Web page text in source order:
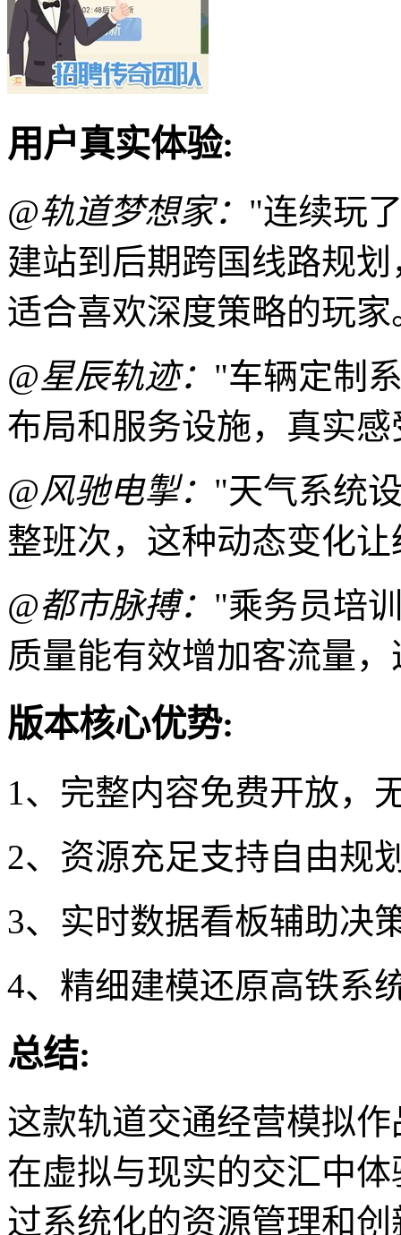
用户真实体验:
@轨道梦想家： "连续玩
建站到后期跨国线路规
适合喜欢深度策略的玩家
@星辰轨迹： "车辆定制
布局和服务设施，真实
@风驰电掣： "天气系统
整班次，这种动态变化
@都市脉搏： "乘务员培
质量能有效增加客流量
版本核心优势:
1、完整内容免费开放，
2、资源充足支持自由规
3、实时数据看板辅助决
4、精细建模还原高铁系
总结:
这款轨道交通经营模拟
在虚拟与现实的交汇中
过系统化的资源管理和